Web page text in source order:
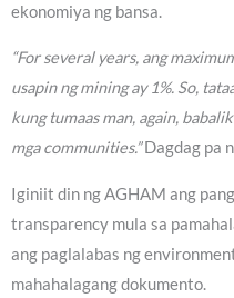
ekonomiya ng bansa.
“For several years, ang
usapin ng mining ay 1%. So,
kung tumaas man, again,
mga communities.”Dagdag pa
Iginiit din ng AGHAM ang
transparency mula sa
ang paglalabas ng
mahahalagang dokumento.